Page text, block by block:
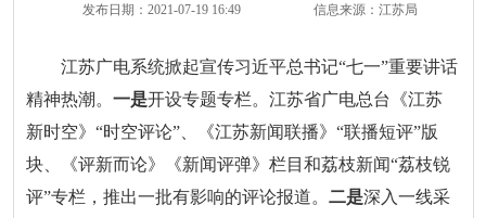
发布日期：2021-07-19 16:49 信息来源： 江苏局
江苏广电系统掀起宣传习近平总书记“七一”重要讲话
精神热潮。一是开设专题专栏。江苏省广电总台《江苏
新时空》“时空评论”、《江苏新闻联播》“联播短评”版
块、《评新而论》《新闻评弹》栏目和荔枝新闻“荔枝锐
评”专栏，推出一批有影响的评论报道。二是深入一线采